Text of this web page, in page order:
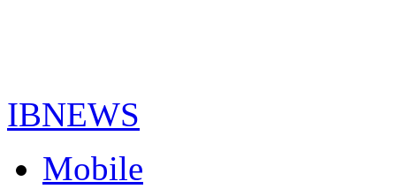
IBNEWS
Mobile